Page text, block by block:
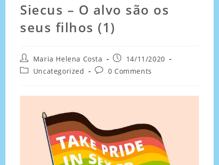
Siecus – O alvo são os
seus filhos (1)
Maria Helena Costa
14/11/2020
Uncategorized
0 Comments